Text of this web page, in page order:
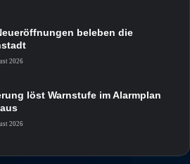
beleben die
2026
löst Warnstufe im Alarmplan
2026